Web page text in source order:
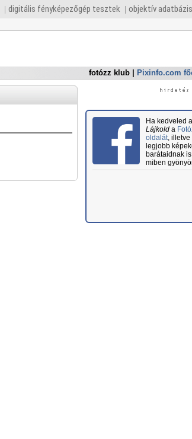
digitális fényképezőgép tesztek objektív adatbázis
fotózz klub Pixinfo.com
Ha kedveled
Lájkolda
oldalát, illetve
legjobb
barátaidnak
miben